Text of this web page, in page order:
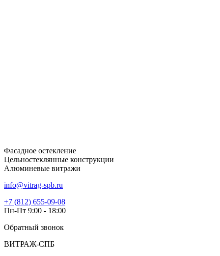
Фасадное остекление
Цельностеклянные конструкции
Алюминевые витражи
info@vitrag-spb.ru
+7 (812) 655-09-08
Пн-Пт 9:00 - 18:00
Обратный звонок
ВИТРАЖ-СПБ